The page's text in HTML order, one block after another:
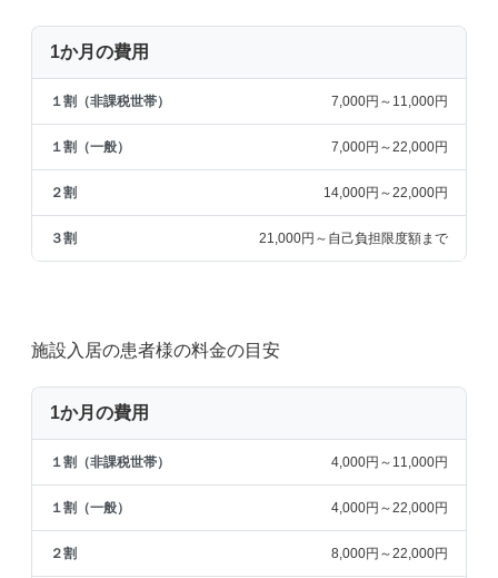
1か月の費用
7,000円～11,000円
7,000円～22,000円
14,000円～22,000円
21,000円～自己負担限度額まで
施設入居の患者様の料金の目安
1か月の費用
4,000円～11,000円
4,000円～22,000円
8,000円～22,000円